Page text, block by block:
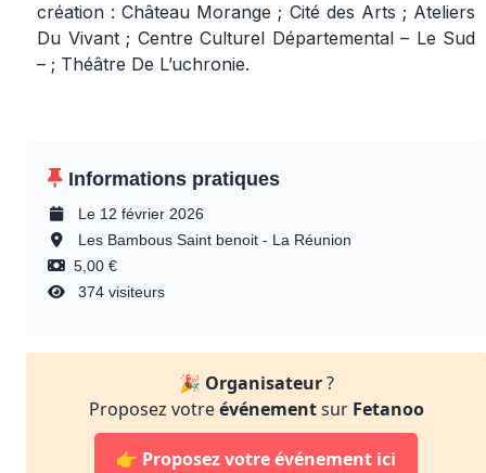
création : Château Morange ; Cité des Arts ; Ateliers
Du Vivant ; Centre Culturel Départemental – Le Sud
– ; Théâtre De L’uchronie.
Informations pratiques
Le 12 février 2026
Les Bambous Saint benoit - La Réunion
5,00 €
374 visiteurs
🎉 Organisateur?
Proposez votreévénementsur Fetanoo
👉 Proposez votre événement ici